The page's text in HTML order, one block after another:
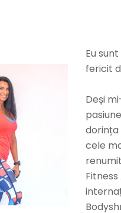
Eu
fericit
Deși
dorința
cele